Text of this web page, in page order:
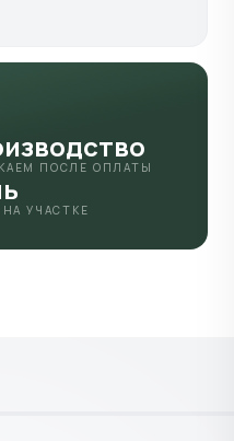
ПОСЛЕ ОПЛАТЫ
УЧАСТКЕ